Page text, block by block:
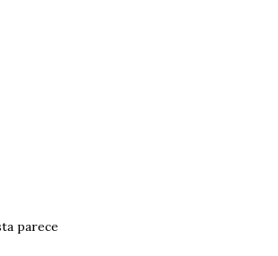
parece